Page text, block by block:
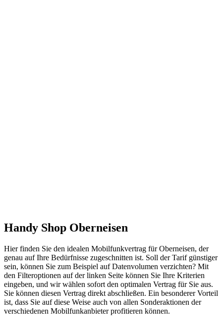
Handy Shop Oberneisen
Hier finden Sie den idealen Mobilfunkvertrag für Oberneisen, der
genau auf Ihre Bedürfnisse zugeschnitten ist. Soll der Tarif günstiger
sein, können Sie zum Beispiel auf Datenvolumen verzichten? Mit
den Filteroptionen auf der linken Seite können Sie Ihre Kriterien
eingeben, und wir wählen sofort den optimalen Vertrag für Sie aus.
Sie können diesen Vertrag direkt abschließen. Ein besonderer Vorteil
ist, dass Sie auf diese Weise auch von allen Sonderaktionen der
verschiedenen Mobilfunkanbieter profitieren können.